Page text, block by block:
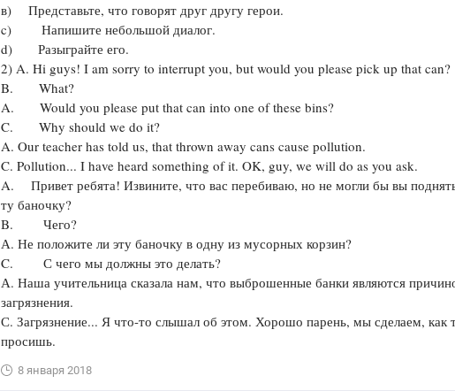
в) Представьте, что говорят друг другу герои.
c) Напишите небольшой диалог.
d) Разыграйте его.
2) A. Hi guys! I am sorry to interrupt you, but would you please pick up that can?
B. What?
A. Would you please put that can into one of these bins?
C. Why should we do it?
A. Our teacher has told us, that thrown away cans cause pollution.
C. Pollution... I have heard something of it. OK, guy, we will do as you ask.
A. Привет ребята! Извините, что вас перебиваю, но не могли бы вы
ту баночку?
B. Чего?
А. Не положите ли эту баночку в одну из мусорных корзин?
C. С чего мы должны это делать?
А. Наша учительница сказала нам, что выброшенные банки являются
загрязнения.
С. Загрязнение... Я что-то слышал об этом. Хорошо парень, мы сделаем, как
просишь.
8 января 2018